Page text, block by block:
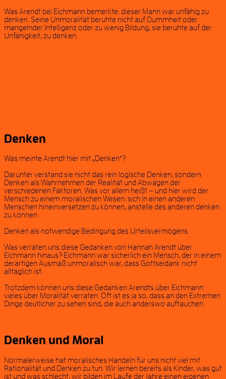
Was Arendt bei Eichmann bemerkte: dieser Mann war unfähig zu
denken . Seine Unmoralität beruhte nicht auf Dummheit oder
mangelnder Intelligenz oder zu wenig Bildung, sie beruhte auf der
Unfähigkeit, zu denken.
Denken
Was meinte Arendt hier mit „Denken“?
Darunter verstand sie nicht das rein logische Denken, sondern
Denken als Wahrnehmen der Realität und Abwägen der
verschiedenen Faktoren. Was vor allem heißt – und hier wird der
Mensch zu einem moralischen Wesen: sich in einen anderen
Menschen hineinversetzen zu können, anstelle des anderen denken
zu können.
Denken als notwendige Bedingung des Urteilsvermögens.
Was verraten uns diese Gedanken von Hannah Arendt über
Eichmann hinaus? Eichmann war sicherlich ein Mensch, der in einem
derartigen Ausmaß unmoralisch war, dass Gottseidank nicht
alltäglich ist.
Trotzdem können uns diese Gedanken Arendts über Eichmann
vieles über Moralität verraten. Oft ist es ja so, dass an den Extremen
Dinge deutlicher zu sehen sind, die auch anderswo auftauchen.
Denken und Moral
Normalerweise hat moralisches Handeln für uns nicht viel mit
Rationalität und Denken zu tun. Wir lernen bereits als Kinder, was gut
ist und was schlecht, wir bilden im Laufe der Jahre einen eigenen